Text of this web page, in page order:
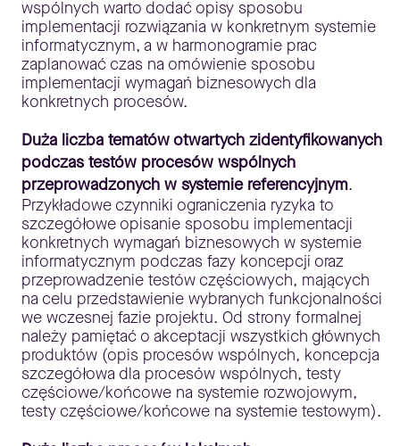
wspólnych warto dodać opisy sposobu
implementacji rozwiązania w konkretnym systemie
informatycznym, a w harmonogramie prac
zaplanować czas na omówienie sposobu
implementacji wymagań biznesowych dla
konkretnych procesów.
Duża liczba tematów otwartych zidentyfikowanych
podczas testów procesów wspólnych
przeprowadzonych w systemie referencyjnym.
Przykładowe czynniki ograniczenia ryzyka to
szczegółowe opisanie sposobu implementacji
konkretnych wymagań biznesowych w systemie
informatycznym podczas fazy koncepcji oraz
przeprowadzenie testów częściowych, mających
na celu przedstawienie wybranych funkcjonalności
we wczesnej fazie projektu. Od strony formalnej
należy pamiętać o akceptacji wszystkich głównych
produktów (opis procesów wspólnych, koncepcja
szczegółowa dla procesów wspólnych, testy
częściowe/końcowe na systemie rozwojowym,
testy częściowe/końcowe na systemie testowym).